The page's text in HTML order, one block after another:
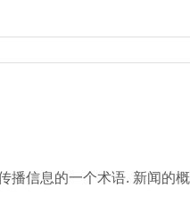
播信息的一个术语. 新闻的